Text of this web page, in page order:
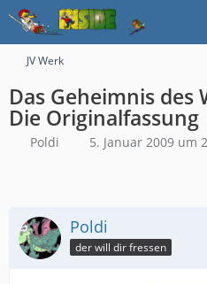
JV Werk
Das Geheimnis des
Die Originalfassung
Poldi 5. Januar 2009 um
Poldi
der will dir fressen